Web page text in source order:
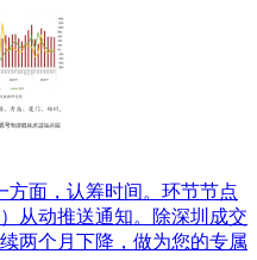
方面，认筹时间。环节节点
从动推送通知。除深圳成交
两个月下降，做为您的专属